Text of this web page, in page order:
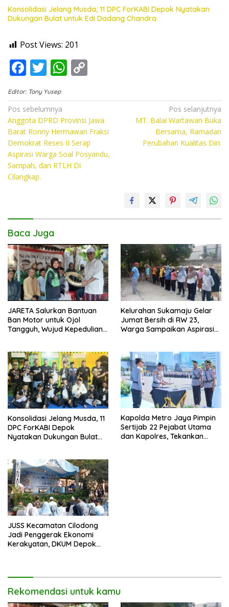
Konsolidasi Jelang Musda, 11 DPC ForKABI Depok Nyatakan
Dukungan Bulat untuk Edi Dadang Chandra
Post Views: 201
F
ac
e
b
o
o
k
T
w
itt
er
W
at
s
A
p
p
p
y
Li
n
k
Editor: Tony Yusep
Navigasi
pos
Pos sebelumnya
Anggota DPRD Provinsi Jawa
Barat Ronny Hermawan Fraksi
Demokrat Reses II Serap
Aspirasi Warga Soal Posyandu,
Sampah, dan RTLH Di
Cilangkap.
Pos selanjutnya
MT. Balai Wartawan Buka
Bersama, Ramadan
Perubahan Kualitas Diri.
Baca Juga
JARETA Salurkan Bantuan
Ban Motor untuk Ojol
Tangguh, Wujud Kepedulian
Kelurahan Sukamaju Gelar
Jumat Bersih di RW 23,
Warga Sampaikan Aspirasi
Konsolidasi Jelang Musda, 11
DPC ForKABI Depok
Nyatakan Dukungan Bulat
Kapolda Metro Jaya Pimpin
Sertijab 22 Pejabat Utama
dan Kapolres, Tekankan
JUSS Kecamatan Cilodong
Jadi Penggerak Ekonomi
Kerakyatan, DKUM Depok
Rekomendasi untuk kamu